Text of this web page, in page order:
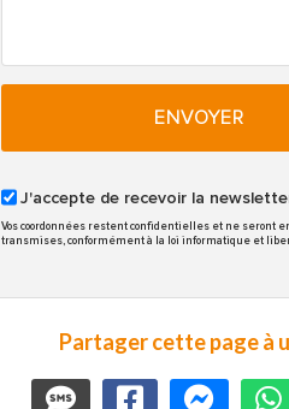
ENVOYER
J'accepte de recevoir la
Vos coordonnées restent confidentielles et ne seront
transmises, conformément à la loi informatique et
Partager cette page à